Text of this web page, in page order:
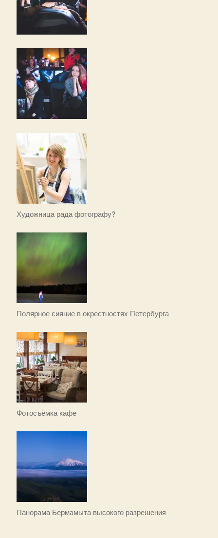
Художница рада фотографу?
Полярное сияние в окрестностях Петербурга
Фотосъёмка кафе
Панорама Бермамыта высокого разрешения